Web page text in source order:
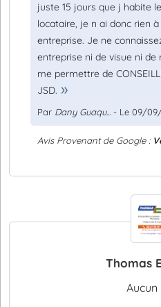
juste 15 jours que j habite
locataire, je n ai donc rien
entreprise. Je ne
entreprise ni de visue ni
me permettre de
JSD.
Par Dany Guaqu... - Le 09/09/
Avis Provenant de Google :
Thomas
Aucun